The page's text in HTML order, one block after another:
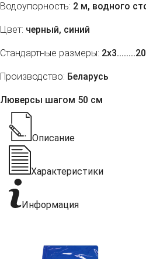
Водоупорность: 2 м, водного
Цвет: черный, синий
Стандартные размеры:
Производство: Беларусь
Люверсы шагом 50 см
Описание
Характеристики
Информация